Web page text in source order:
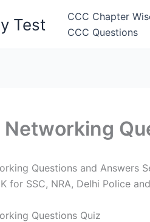
Test CCC Chapter
CCC Questions
Networking
Questions and Answers
for SSC, NRA, Delhi Police
Questions Quiz